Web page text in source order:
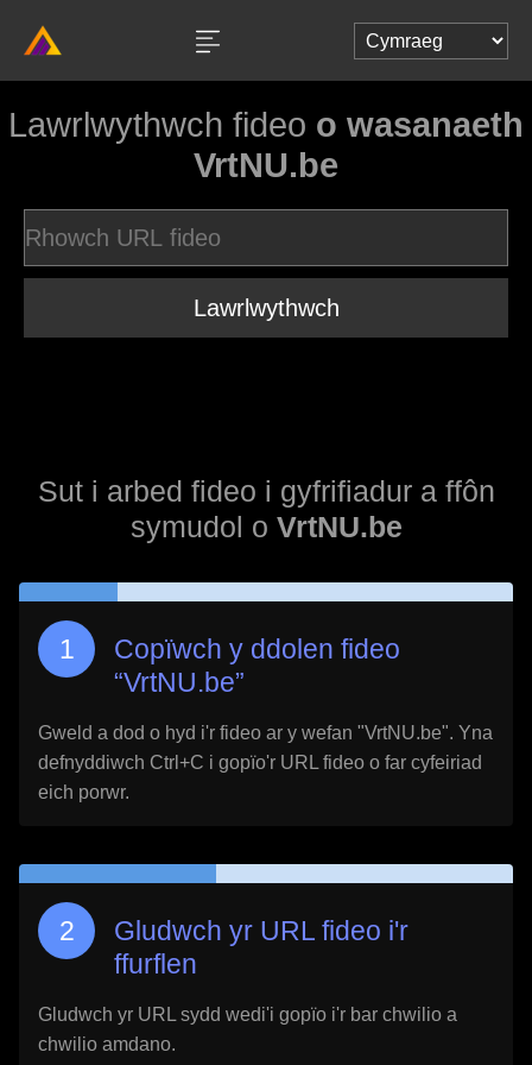
Lawrlwythwch fideo o wasanaeth
VrtNU.be
Lawrlwythwch
Sut i arbed fideo i gyfrifiadur a ffôn
symudol o VrtNU.be
Copïwch y ddolen fideo
“VrtNU.be”
Gweld a dod o hyd i'r fideo ar y wefan "VrtNU.be". Yna
defnyddiwch Ctrl+C i gopïo'r URL fideo o far cyfeiriad
eich porwr.
Gludwch yr URL fideo i'r
ffurflen
Gludwch yr URL sydd wedi'i gopïo i'r bar chwilio a
chwilio amdano.